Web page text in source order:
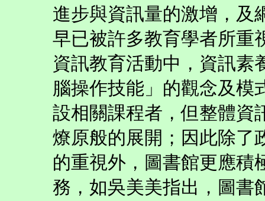
進步與資訊量的激增，及
早已被許多教育學者所重
資訊教育活動中，資訊素
腦操作技能」的觀念及模
設相關課程者，但整體資
燎原般的展開；因此除了
的重視外，圖書館更應積
務，如吳美美指出，圖書